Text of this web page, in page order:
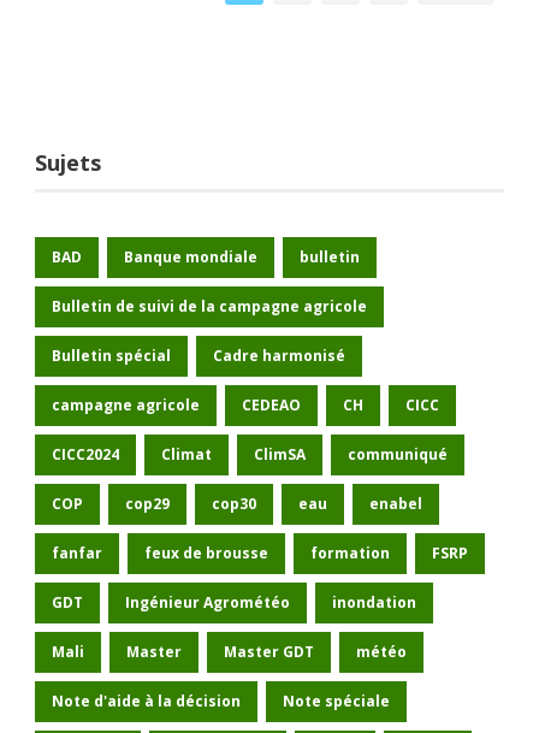
Sujets
BAD Banque mondiale bulletin
Bulletin de suivi de la campagne agricole
Bulletin spécial Cadre harmonisé
campagne agricole CEDEAO CH CICC
CICC2024 Climat ClimSA communiqué
COP cop29 cop30 eau enabel
fanfar feux de brousse formation FSRP
GDT Ingénieur Agrométéo inondation
Mali Master Master GDT météo
Note d'aide à la décision Note spéciale